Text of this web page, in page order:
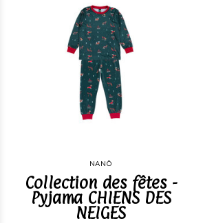
NANÖ
Collection des fêtes -
Pyjama CHIENS DES
NEIGES